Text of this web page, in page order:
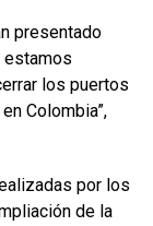
presentado
estamos
los puertos
Colombia”,
por los
de la